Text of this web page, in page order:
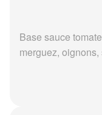
Base sauce
merguez,